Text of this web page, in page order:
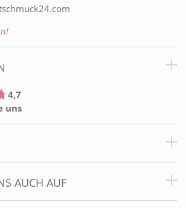
4,7
uns
AUCH AUF